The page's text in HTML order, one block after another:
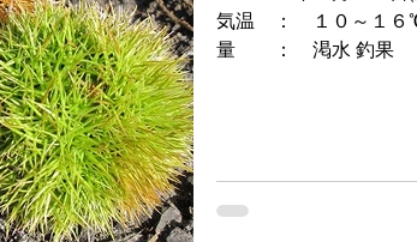
気温 ： １０～１６℃ ハッチ ： ユスリカ
量 ： 渇水 釣果 ： 岩魚 HitPattern CDCアント２０